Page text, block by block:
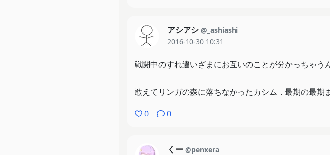
アシアシ @_ashiashi
2016-10-30 10:31
戦闘中のすれ違いざまにお互いのことが分かっちゃう
敢えてリンガの森に落ちなかったカシム．最期の最期
0
0
くー @penxera